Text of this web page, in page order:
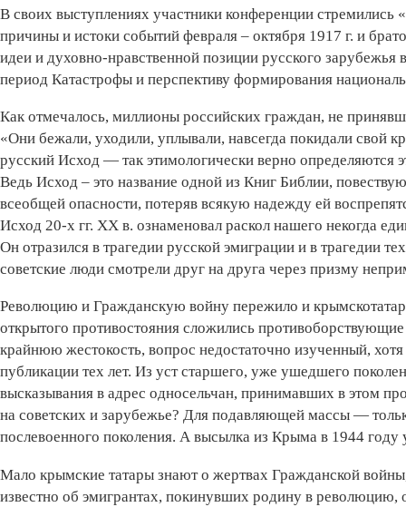
В своих выступлениях участники конференции стремились
причины и истоки событий февраля – октября 1917 г. и
идеи и духовно-нравственной позиции русского зарубежья
период Катастрофы и перспективу формирования
Как отмечалось, миллионы российских граждан, не
«Они бежали, уходили, уплывали, навсегда покидали свой
русский Исход — так этимологически верно определяются
Ведь Исход – это название одной из Книг Библии,
всеобщей опасности, потеряв всякую надежду ей
Исход 20-х гг. XX в. ознаменовал раскол нашего некогда
Он отразился в трагедии русской эмиграции и в трагедии
советские люди смотрели друг на друга через призму
Революцию и Гражданскую войну пережило и
открытого противостояния сложились
крайнюю жестокость, вопрос недостаточно изученный,
публикации тех лет. Из уст старшего, уже ушедшего
высказывания в адрес односельчан, принимавших в этом
на советских и зарубежье? Для подавляющей массы —
послевоенного поколения. А высылка из Крыма в 1944 году
Мало крымские татары знают о жертвах Гражданской
известно об эмигрантах, покинувших родину в революцию,